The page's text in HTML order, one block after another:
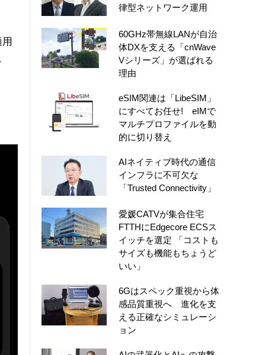
律型ネットワーク運用
60GHz帯無線LANが自治
体DXを支える「cnWave
Vシリーズ」が選ばれる
理由
eSIM関連は「LibeSIM」
にすべてお任せ! eIMで
マルチプロファイルを動
的に切り替え
AIネイティブ時代の通信
インフラに不可欠な
「Trusted Connectivity」
愛媛CATVが集合住宅
FTTHにEdgecore ECSス
イッチを選定 「コストも
サイズも機能もちょうど
いい」
6Gはスペック重視から体
感品質重視へ 進化を支
える正確なシミュレーシ
ョン